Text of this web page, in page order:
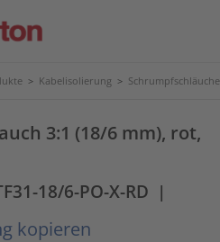
> Kabelisolierung > Schrumpfschläuche
3:1 (18/6 mm), rot,
18/6-PO-X-RD |
kopieren